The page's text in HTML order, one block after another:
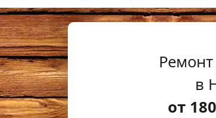
в
от 180